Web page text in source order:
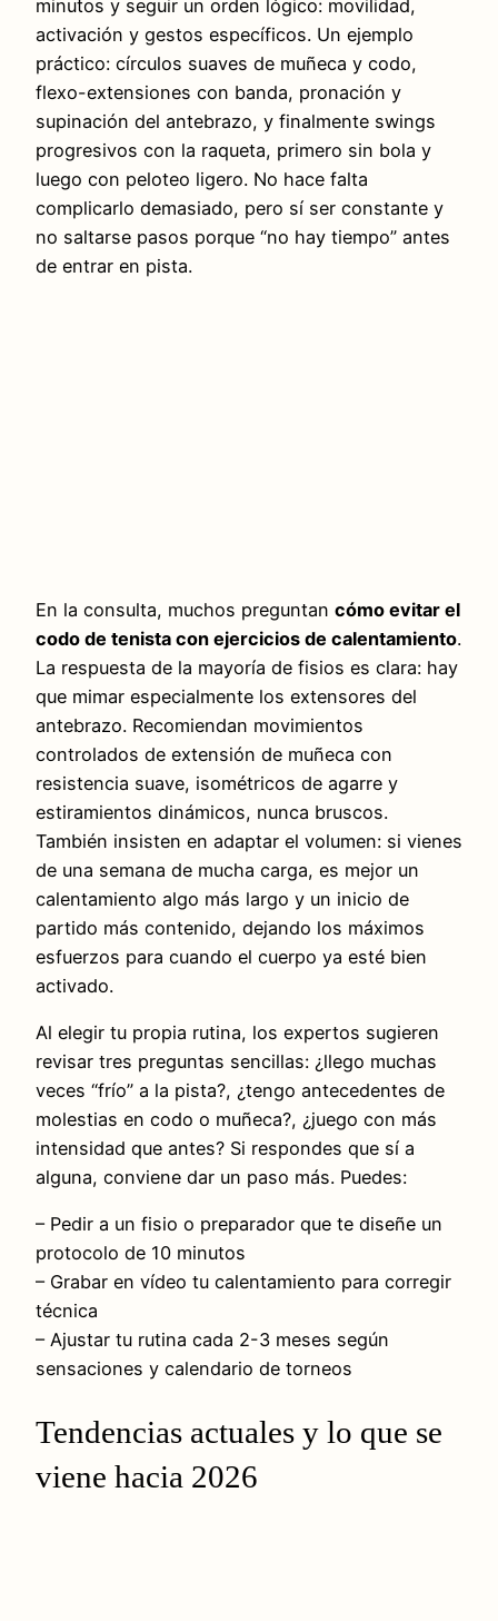
minutos y seguir un orden lógico: movilidad,
activación y gestos específicos. Un ejemplo
práctico: círculos suaves de muñeca y codo,
flexo-extensiones con banda, pronación y
supinación del antebrazo, y finalmente swings
progresivos con la raqueta, primero sin bola y
luego con peloteo ligero. No hace falta
complicarlo demasiado, pero sí ser constante y
no saltarse pasos porque “no hay tiempo” antes
de entrar en pista.
En la consulta, muchos preguntan cómo evitar el
codo de tenista con ejercicios de calentamiento.
La respuesta de la mayoría de fisios es clara: hay
que mimar especialmente los extensores del
antebrazo. Recomiendan movimientos
controlados de extensión de muñeca con
resistencia suave, isométricos de agarre y
estiramientos dinámicos, nunca bruscos.
También insisten en adaptar el volumen: si vienes
de una semana de mucha carga, es mejor un
calentamiento algo más largo y un inicio de
partido más contenido, dejando los máximos
esfuerzos para cuando el cuerpo ya esté bien
activado.
Al elegir tu propia rutina, los expertos sugieren
revisar tres preguntas sencillas: ¿llego muchas
veces “frío” a la pista?, ¿tengo antecedentes de
molestias en codo o muñeca?, ¿juego con más
intensidad que antes? Si respondes que sí a
alguna, conviene dar un paso más. Puedes:
– Pedir a un fisio o preparador que te diseñe un
protocolo de 10 minutos
– Grabar en vídeo tu calentamiento para corregir
técnica
– Ajustar tu rutina cada 2-3 meses según
sensaciones y calendario de torneos
Tendencias actuales y lo que se
viene hacia 2026